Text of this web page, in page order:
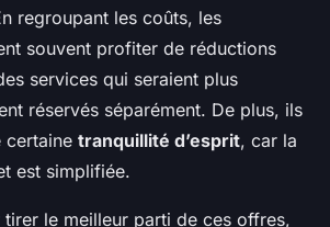
regroupant les coûts, les
souvent profiter de réductions
services qui seraient plus
réservés séparément. De plus, ils
certaine tranquillité d’esprit, car la
est simplifiée.
le meilleur parti de ces offres,